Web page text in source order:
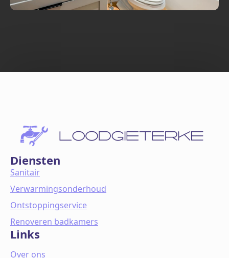
Diensten
Sanitair
Verwarmingsonderhoud
Ontstoppingservice
Renoveren badkamers
Links
Over ons